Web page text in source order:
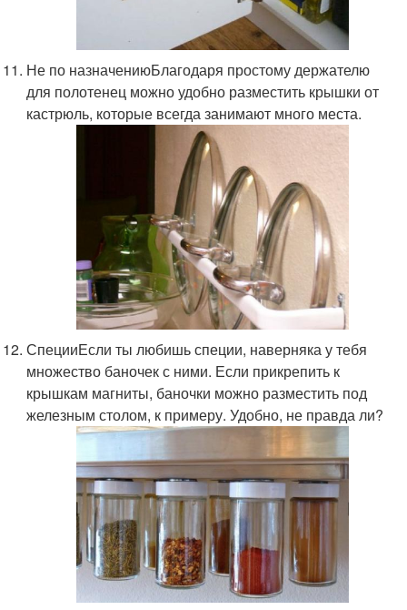
Не по назначениюБлагодаря простому держателю
для полотенец можно удобно разместить крышки от
кастрюль, которые всегда занимают много места.
СпецииЕсли ты любишь специи, наверняка у тебя
множество баночек с ними. Если прикрепить к
крышкам магниты, баночки можно разместить под
железным столом, к примеру. Удобно, не правда ли?